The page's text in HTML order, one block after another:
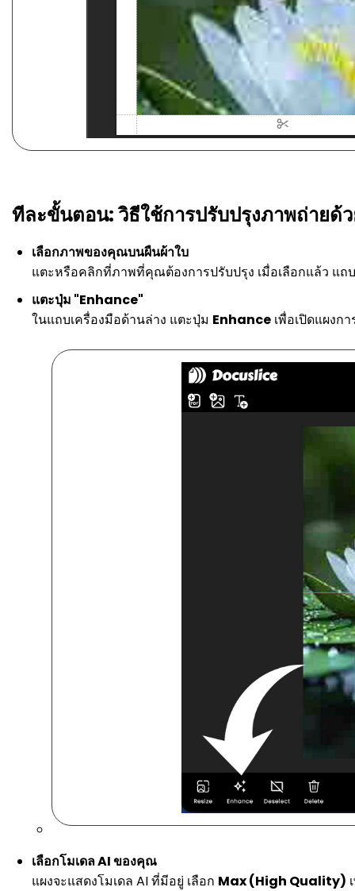
ทีละขั้นตอน: วิธีใช้การปรับปรุงภาพถ่ายด้
เลือกภาพของคุณบนผืนผ้าใบ
แตะหรือคลิกที่ภาพที่คุณต้องการปรับปรุง เมื่อเลือกแล้ว แ
แตะปุ่ม "Enhance"
ในแถบเครื่องมือด้านล่าง แตะปุ่ม Enhance เพื่อเปิดแผงก
เลือกโมเดล AI ของคุณ
แผงจะแสดงโมเดล AI ที่มีอยู่ เลือก Max (High Quality)